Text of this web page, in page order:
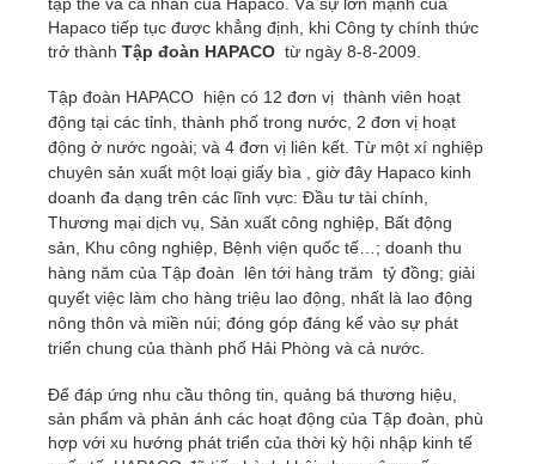
Hapaco tiếp tục được khẳng định, khi Công ty chính thức
trở thành Tập đoàn HAPACO từ ngày 8-8-2009.
Tập đoàn HAPACO hiện có 12 đơn vị thành viên hoạt
động tại các tỉnh, thành phố trong nước, 2 đơn vị hoạt
động ở nước ngoài; và 4 đơn vị liên kết. Từ một xí nghiệp
chuyên sản xuất một loại giấy bìa , giờ đây Hapaco kinh
doanh đa dạng trên các lĩnh vực: Đầu tư tài chính,
Thương mại dịch vụ, Sản xuất công nghiệp, Bất động
sản, Khu công nghiệp, Bệnh viện quốc tế…; doanh thu
hàng năm của Tập đoàn lên tới hàng trăm tỷ đồng; giải
quyết việc làm cho hàng triệu lao động, nhất là lao động
nông thôn và miền núi; đóng góp đáng kể vào sự phát
triển chung của thành phố Hải Phòng và cả nước.
Để đáp ứng nhu cầu thông tin, quảng bá thương hiệu,
sản phẩm và phản ánh các hoạt động của Tập đoàn, phù
hợp với xu hướng phát triển của thời kỳ hội nhập kinh tế